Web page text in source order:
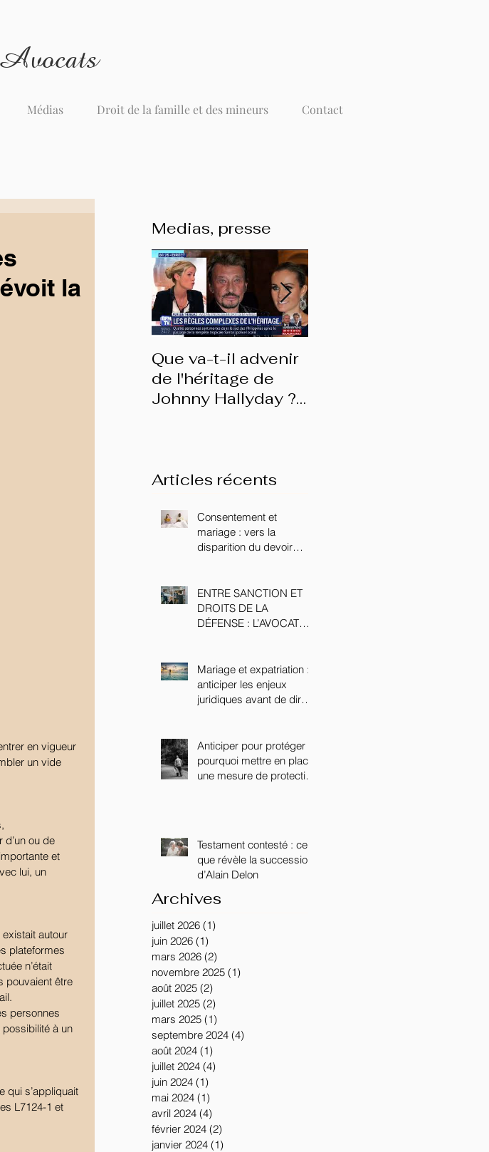
Médias Droit de la famille et des mineurs Contact
la
en vigueur
un vide
d’un ou de
et
lui, un
autour
plateformes
n’était
pouvaient être
personnes
à un
qui s’appliquait
L7124-1 et
Medias, presse
Que va-t-il advenir
de l'héritage de
Johnny Hallyday ?
Articles récents
Consentement et
mariage : vers la
disparition du devoir
ENTRE SANCTION ET
DROITS DE LA
DÉFENSE : L’AVOCAT
SECONDAIRE
Mariage et expatriation :
anticiper les enjeux
juridiques avant de dire «
Anticiper pour protéger :
pourquoi mettre en place
une mesure de protection
Testament contesté : ce
que révèle la succession
d’Alain Delon
Archives
juillet 2026 (1)
juin 2026 (1)
mars 2026 (2)
novembre 2025 (1)
août 2025 (2)
juillet 2025 (2)
mars 2025 (1)
septembre 2024 (4)
août 2024 (1)
juillet 2024 (4)
juin 2024 (1)
mai 2024 (1)
avril 2024 (4)
février 2024 (2)
janvier 2024 (1)